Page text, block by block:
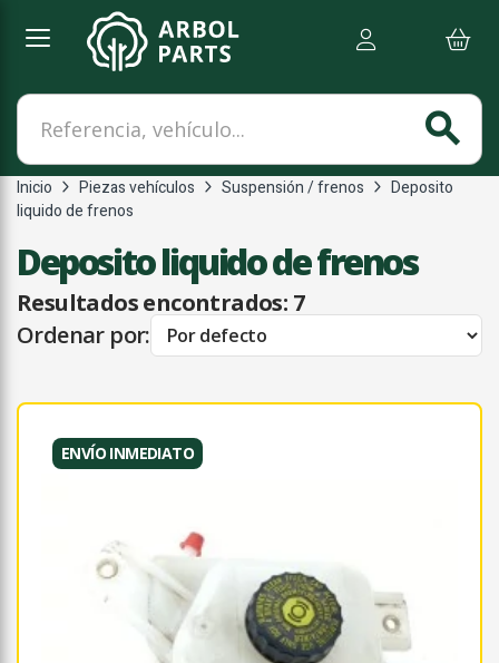
Referencia, vehículo...
search
Inicio Piezas vehículos Suspensión / frenos
Deposito
liquido de frenos
Deposito liquido de frenos
Resultados encontrados: 7
Ordenar por:
ENVÍO INMEDIATO